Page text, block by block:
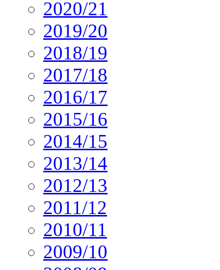
2020/21
2019/20
2018/19
2017/18
2016/17
2015/16
2014/15
2013/14
2012/13
2011/12
2010/11
2009/10